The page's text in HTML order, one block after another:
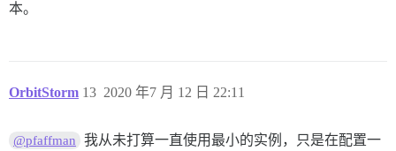
本。
OrbitStorm 2020 年7 月 12 日 22:11
13
@pfaffman
我从未打算一直使用最小的实例，只是在配置一